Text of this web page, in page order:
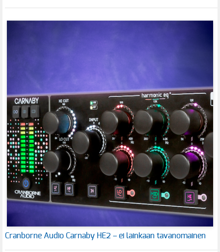
Cranborne Audio Carnaby HE2 – ei lainkaan tavanomainen